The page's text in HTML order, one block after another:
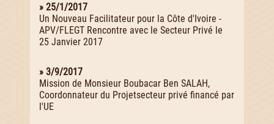
» 25/1/2017
Un Nouveau Facilitateur pour la Côte d'Ivoire -
APV/FLEGT Rencontre avec le Secteur Privé le
25 Janvier 2017
» 3/9/2017
Mission de Monsieur Boubacar Ben SALAH,
Coordonnateur du Projetsecteur privé financé par
l'UE